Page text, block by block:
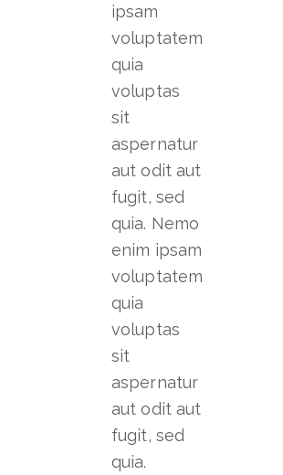
ipsam
voluptatem
quia
voluptas
sit
aspernatur
aut odit aut
fugit, sed
quia. Nemo
enim ipsam
voluptatem
quia
voluptas
sit
aspernatur
aut odit aut
fugit, sed
quia.